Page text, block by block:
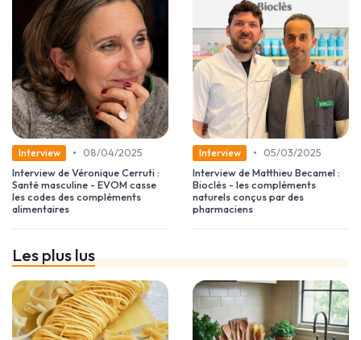
Interview •
08/04/2025
Interview de Véronique Cerruti :
Santé masculine - EVOM casse
les codes des compléments
alimentaires
Interview •
05/03/2025
Interview de Matthieu Becamel :
Bioclès - les compléments
naturels conçus par des
pharmaciens
Les plus lus